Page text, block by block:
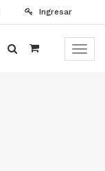
Ingresar
Menú